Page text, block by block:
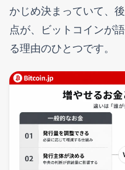
かじめ決まっていて、
点が、ビットコインが
る理由のひとつです。